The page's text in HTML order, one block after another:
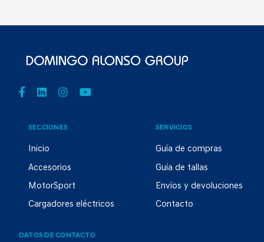
SECCIONES
Inicio
Accesorios
MotorSport
Cargadores eléctricos
SERVICIOS
Guía de compras
Guía de tallas
Envíos y devoluciones
Contacto
DATOS DE CONTACTO